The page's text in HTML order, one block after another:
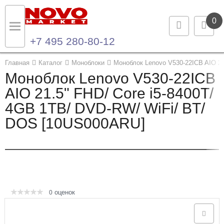
0
+7 495 280-80-12
Главная Каталог Моноблоки Моноблок Lenovo V530-22ICB AIO
Моноблок Lenovo V530-22ICB
AIO 21.5" FHD/ Core i5-8400T/
4GB 1TB/ DVD-RW/ WiFi/ BT/
DOS [10US000ARU]
0 оценок
Назад
Каталог продукции
Ноутбуки и ультрабуки
Компьютеры
Опции и комплектующие
Назад
Контакты
Контактная информация